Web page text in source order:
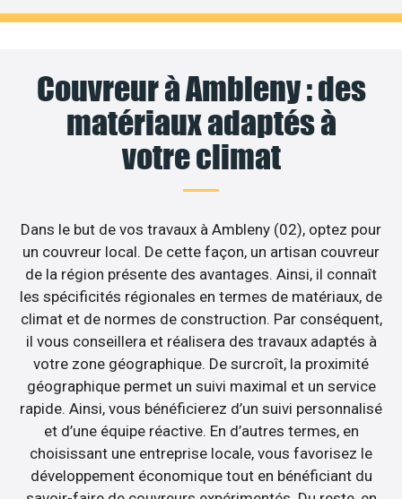
Couvreur à Ambleny : des
matériaux adaptés à
votre climat
Dans le but de vos travaux à Ambleny (02), optez pour
un couvreur local. De cette façon, un artisan couvreur
de la région présente des avantages. Ainsi, il connaît
les spécificités régionales en termes de matériaux, de
climat et de normes de construction. Par conséquent,
il vous conseillera et réalisera des travaux adaptés à
votre zone géographique. De surcroît, la proximité
géographique permet un suivi maximal et un service
rapide. Ainsi, vous bénéficierez d’un suivi personnalisé
et d’une équipe réactive. En d’autres termes, en
choisissant une entreprise locale, vous favorisez le
développement économique tout en bénéficiant du